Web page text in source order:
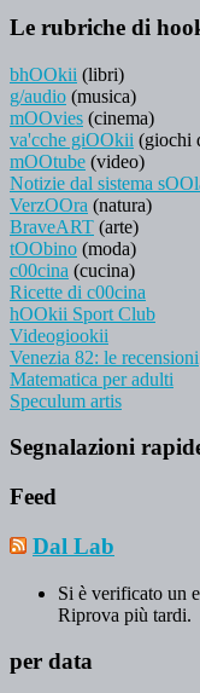
Le rubriche di
bhOOkii (libri)
g/audio (musica)
mOOvies (cinema)
va'cche giOOkii (giochi
mOOtube (video)
Notizie dal sistema
VerzOOra (natura)
BraveART (arte)
tOObino (moda)
c00cina (cucina)
Ricette di c00cina
hOOkii Sport Club
Videogiookii
Venezia 82: le recensioni
Matematica per adulti
Speculum artis
Segnalazioni
Feed
Dal Lab
Si è verificato un
Riprova più tardi.
per data